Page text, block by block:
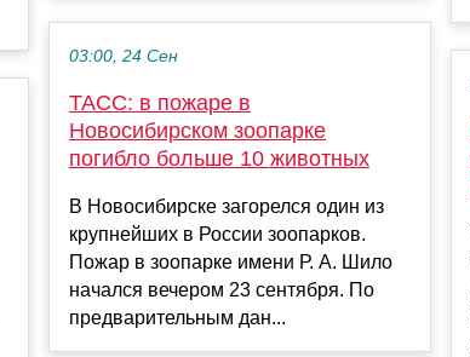
03:00, 24 Сен
ТАСС: в пожаре в
Новосибирском зоопарке
погибло больше 10 животных
В Новосибирске загорелся один из
крупнейших в России зоопарков.
Пожар в зоопарке имени Р. А. Шило
начался вечером 23 сентября. По
предварительным дан...